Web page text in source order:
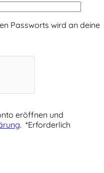
Passworts wird an deine
eröffnen und
. *Erforderlich